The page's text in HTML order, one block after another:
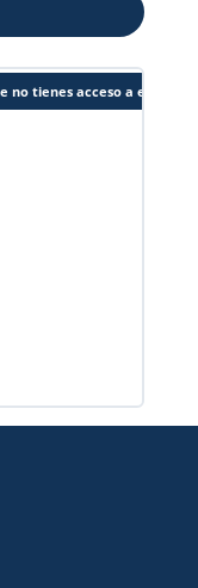
no tienes acceso a este